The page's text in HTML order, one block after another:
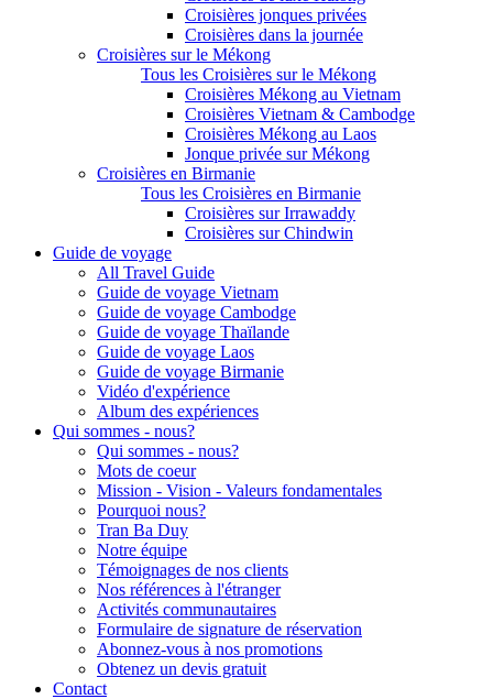
Croisières jonques privées
Croisières dans la journée
Croisières sur le Mékong
Tous les Croisières sur le Mékong
Croisières Mékong au Vietnam
Croisières Vietnam & Cambodge
Croisières Mékong au Laos
Jonque privée sur Mékong
Croisières en Birmanie
Tous les Croisières en Birmanie
Croisières sur Irrawaddy
Croisières sur Chindwin
Guide de voyage
All Travel Guide
Guide de voyage Vietnam
Guide de voyage Cambodge
Guide de voyage Thaïlande
Guide de voyage Laos
Guide de voyage Birmanie
Vidéo d'expérience
Album des expériences
Qui sommes - nous?
Qui sommes - nous?
Mots de coeur
Mission - Vision - Valeurs fondamentales
Pourquoi nous?
Tran Ba Duy
Notre équipe
Témoignages de nos clients
Nos références à l'étranger
Activités communautaires
Formulaire de signature de réservation
Abonnez-vous à nos promotions
Obtenez un devis gratuit
Contact